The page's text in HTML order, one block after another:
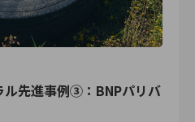
ル先進事例③：BNPパリバ